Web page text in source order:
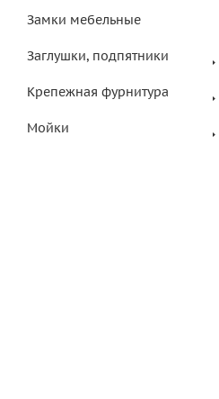
Замки мебельные
Заглушки, подпятники
Крепежная фурнитура
Мойки